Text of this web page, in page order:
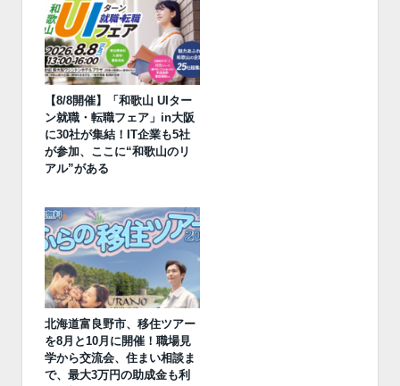
【8/8開催】「和歌山 UIター
ン就職・転職フェア」in大阪
に30社が集結！IT企業も5社
が参加、ここに“和歌山のリ
アル”がある
北海道富良野市、移住ツアー
を8月と10月に開催！職場見
学から交流会、住まい相談ま
で、最大3万円の助成金も利